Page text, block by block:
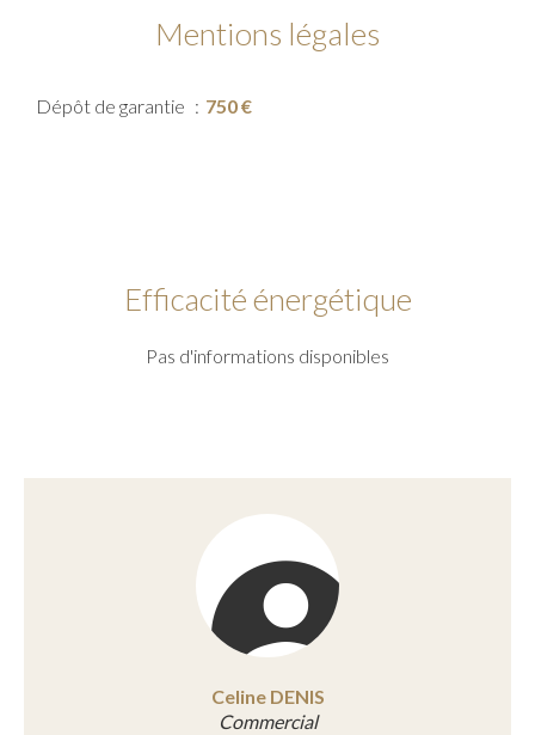
Mentions légales
Dépôt de garantie 750 €
Efficacité énergétique
Pas d'informations disponibles
Celine DENIS
Commercial